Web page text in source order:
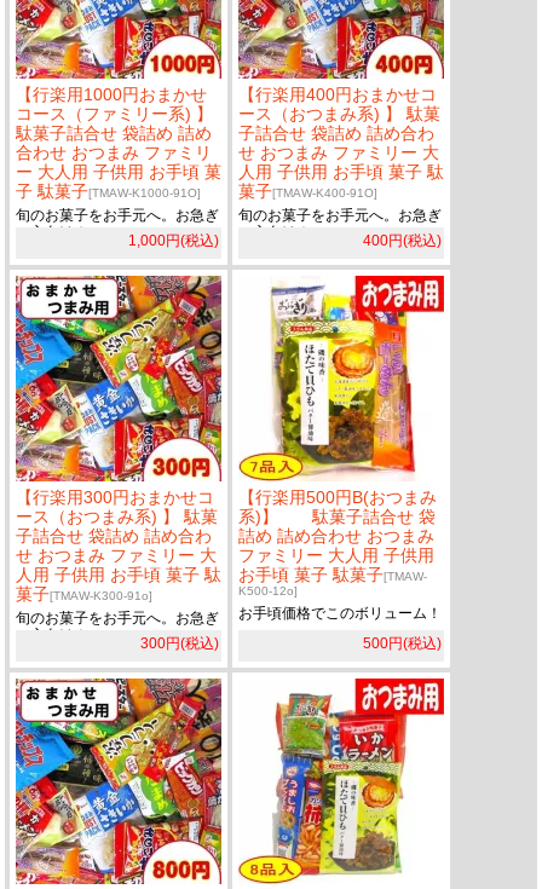
【行楽用1000円おまかせ
コース（ファミリー系) 】
駄菓子詰合せ 袋詰め 詰め
合わせ おつまみ ファミリ
ー 大人用 子供用 お手頃 菓
子 駄菓子[TMAW-K1000-91O]
旬のお菓子をお手元へ。お急ぎ
の方向け！
1,000円(税込)
【行楽用400円おまかせコ
ース（おつまみ系) 】 駄菓
子詰合せ 袋詰め 詰め合わ
せ おつまみ ファミリー 大
人用 子供用 お手頃 菓子 駄
菓子[TMAW-K400-91O]
旬のお菓子をお手元へ。お急ぎ
の方向け！
400円(税込)
【行楽用300円おまかせコ
ース（おつまみ系) 】 駄菓
子詰合せ 袋詰め 詰め合わ
せ おつまみ ファミリー 大
人用 子供用 お手頃 菓子 駄
菓子[TMAW-K300-91o]
旬のお菓子をお手元へ。お急ぎ
の方向け！
300円(税込)
【行楽用500円B(おつまみ
系)】 駄菓子詰合せ 袋
詰め 詰め合わせ おつまみ
ファミリー 大人用 子供用
お手頃 菓子 駄菓子[TMAW-
K500-12o]
お手頃価格でこのボリューム！
500円(税込)